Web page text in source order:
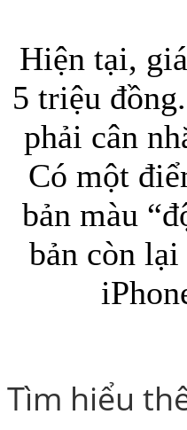
Hiện tại,
5 triệu
phải cân
Có một
bản màu
bản còn
Tìm hiểu